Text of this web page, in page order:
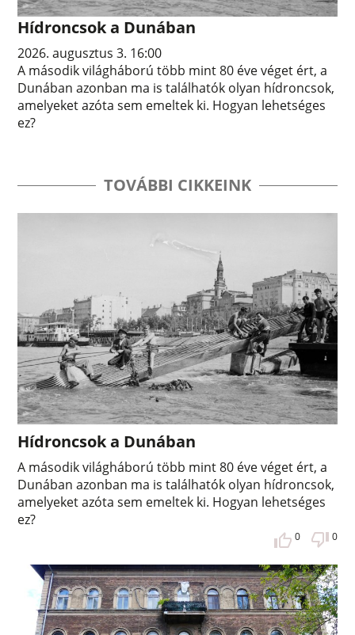
Hídroncsok a Dunában
2026. augusztus 3. 16:00
A második világháború több mint 80 éve véget ért, a
Dunában azonban ma is találhatók olyan hídroncsok,
amelyeket azóta sem emeltek ki. Hogyan lehetséges
ez?
TOVÁBBI CIKKEINK
Hídroncsok a Dunában
A második világháború több mint 80 éve véget ért, a
Dunában azonban ma is találhatók olyan hídroncsok,
amelyeket azóta sem emeltek ki. Hogyan lehetséges
ez?
0 0